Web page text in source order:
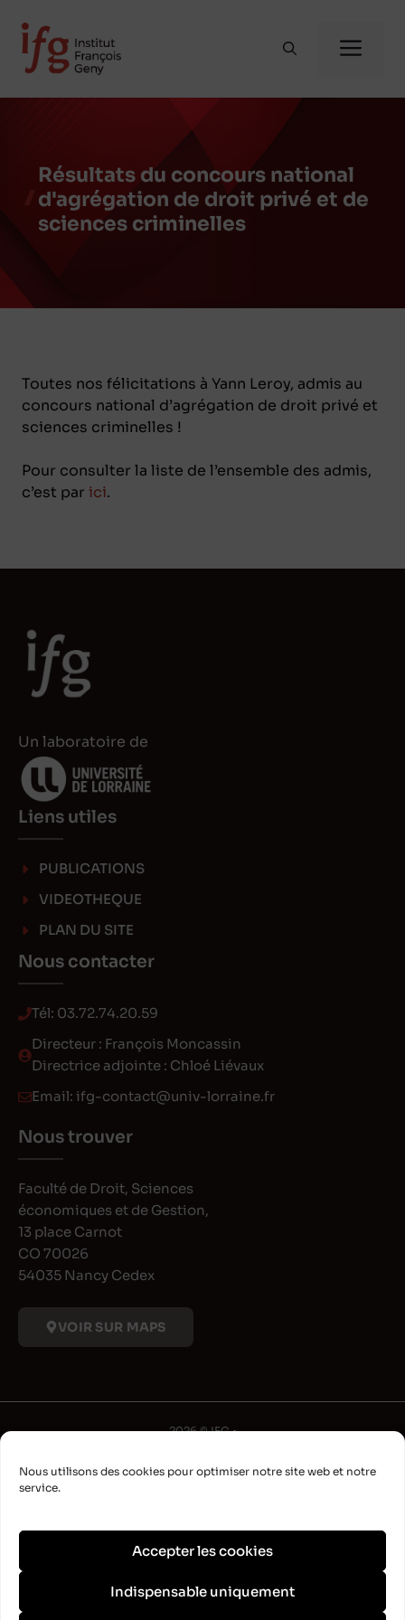
Nous utilisons des cookies pour optimiser notre site web et notre
service.
Accepter les cookies
Indispensable uniquement
contenu
Résultats du concours national
d'agrégation de droit privé et de
sciences criminelles
Toutes nos félicitations à Yann Leroy, admis au
concours national d’agrégation de droit privé et
sciences criminelles !
Pour consulter la liste de l’ensemble des admis,
c’est par ici.
Un laboratoire de
Liens utiles
PUBLICATIONS
VIDEOTHEQUE
PLAN DU SITE
Nous contacter
Tél: 03.72.74.20.59
Directeur : François Moncassin
Directrice adjointe : Chloé Liévaux
Email: ifg-contact@univ-lorraine.fr
Nous trouver
Faculté de Droit, Sciences
économiques et de Gestion,
13 place Carnot
CO 70026
54035 Nancy Cedex
VOIR SUR MAPS
2026 © IFG •
•
•